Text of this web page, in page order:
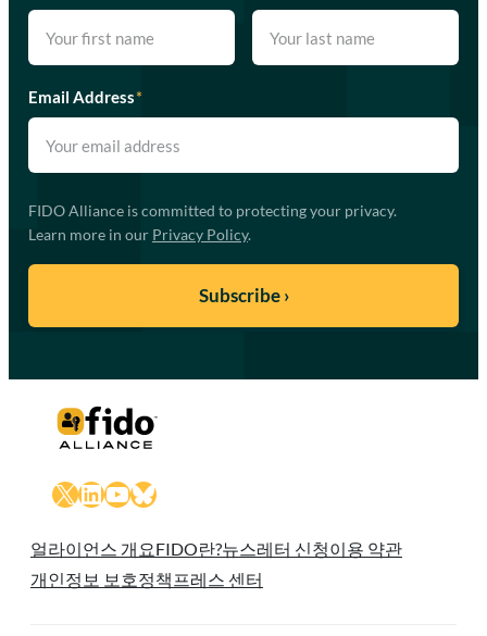
Email Address*
FIDO Alliance is committed to protecting your privacy.
Learn more in our Privacy Policy.
X LinkedIn
YouTube
Bluesky
얼라이언스 개요FIDO란?뉴스레터 신청이용 약관
개인정보 보호정책 프레스 센터